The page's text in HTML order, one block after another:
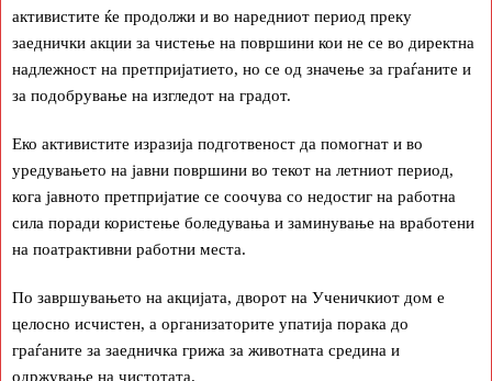
активистите ќе продолжи и во наредниот период преку
заеднички акции за чистење на површини кои не се во директна
надлежност на претпријатието, но се од значење за граѓаните и
за подобрување на изгледот на градот.
Еко активистите изразија подготвеност да помогнат и во
уредувањето на јавни површини во текот на летниот период,
кога јавното претпријатие се соочува со недостиг на работна
сила поради користење боледувања и заминување на вработени
на поатрактивни работни места.
По завршувањето на акцијата, дворот на Ученичкиот дом е
целосно исчистен, а организаторите упатија порака до
граѓаните за заедничка грижа за животната средина и
одржување на чистотата.